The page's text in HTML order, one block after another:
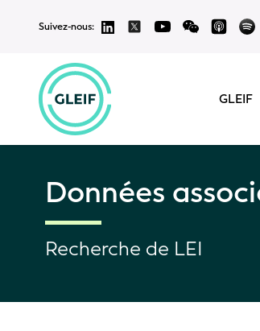
Suivez-nous:
GLEIF
Données
Recherche de LEI